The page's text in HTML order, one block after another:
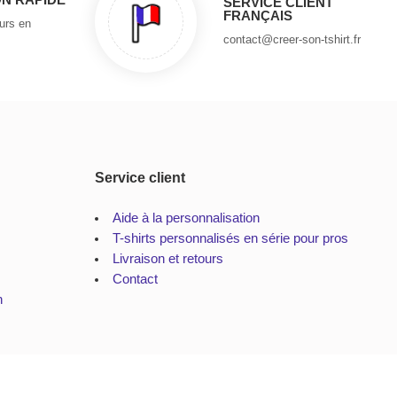
en
FRANÇAIS
contact@creer-son-tshirt.fr
Service client
Aide à la personnalisation
T-shirts personnalisés en série pour pros
Livraison et retours
Contact